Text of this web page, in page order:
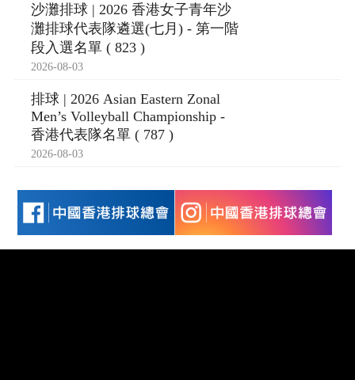
沙灘排球 | 2026 香港女子青年沙
灘排球代表隊遴選(七月) - 第一階
段入選名單 ( 823 )
2026-08-03
排球 | 2026 Asian Eastern Zonal
Men’s Volleyball Championship -
香港代表隊名單 ( 787 )
2026-08-03